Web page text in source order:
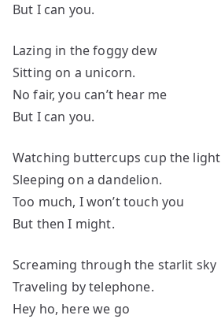
But I can you.
Lazing in the foggy dew
Sitting on a unicorn.
No fair, you can’t hear me
But I can you.
Watching buttercups cup the light
Sleeping on a dandelion.
Too much, I won’t touch you
But then I might.
Screaming through the starlit sky
Traveling by telephone.
Hey ho, here we go